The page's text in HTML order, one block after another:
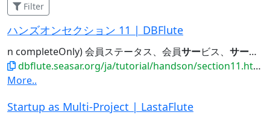
Filter
ハンズオンセクション 11 | DBFlute
n completeOnly) 会員ステータス、会員サービス、 サービ
dbflute.seasar.org/ja/tutorial/handson/section11.html
More..
Startup as Multi-Project | LastaFlute